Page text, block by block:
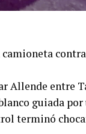
Allende entre
guiada por
terminó